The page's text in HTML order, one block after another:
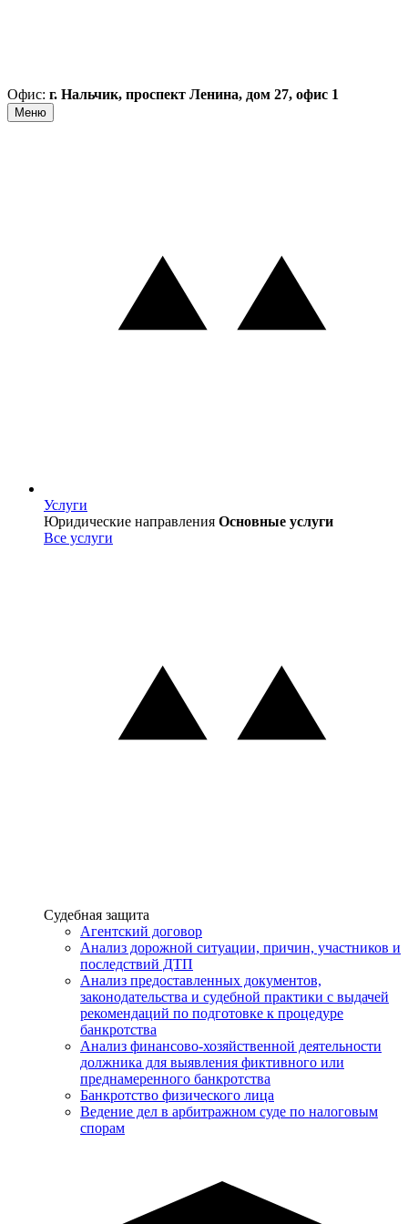
Офис: г. Нальчик, проспект Ленина, дом 27, офис 1
Меню
Услуги
Услуги
Юридические направления Основные услуги
Все услуги
Услуги
Судебная защита
Агентский договор
Анализ дорожной ситуации, причин, участников и
последствий ДТП
Анализ предоставленных документов,
законодательства и судебной практики с выдачей
рекомендаций по подготовке к процедуре
банкротства
Анализ финансово-хозяйственной деятельности
должника для выявления фиктивного или
преднамеренного банкротства
Банкротство физического лица
Ведение дел в арбитражном суде по налоговым
спорам